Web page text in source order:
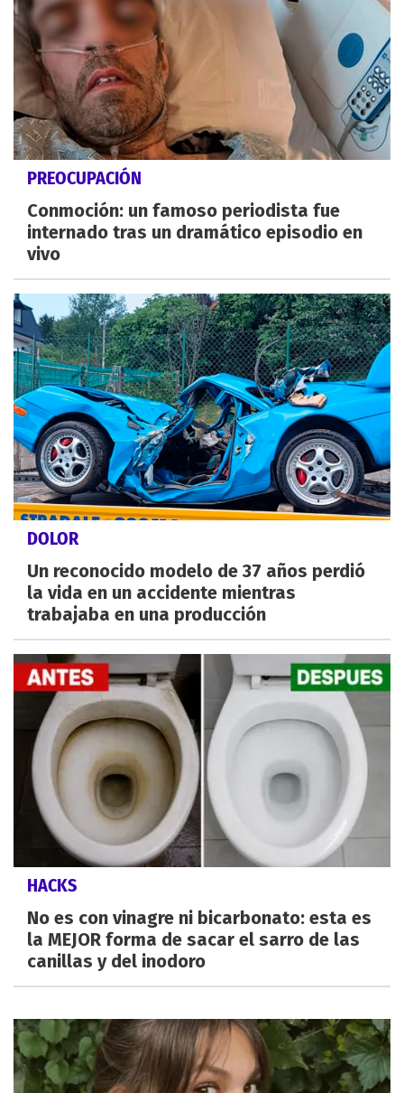
PREOCUPACIÓN
Conmoción: un famoso periodista fue
internado tras un dramático episodio en
vivo
DOLOR
Un reconocido modelo de 37 años perdió
la vida en un accidente mientras
trabajaba en una producción
HACKS
No es con vinagre ni bicarbonato: esta es
la MEJOR forma de sacar el sarro de las
canillas y del inodoro